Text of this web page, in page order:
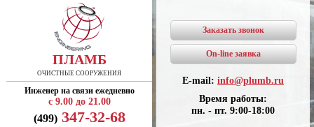
ПЛАМБ
ОЧИСТНЫЕ СООРУЖЕНИЯ
Инженер на связи ежедневно
с 9.00 до 21.00
(499)347-32-68
Заказать звонок
On-line заявка
E-mail: info@plumb.ru
Время работы:
пн. - пт. 9:00-18:00